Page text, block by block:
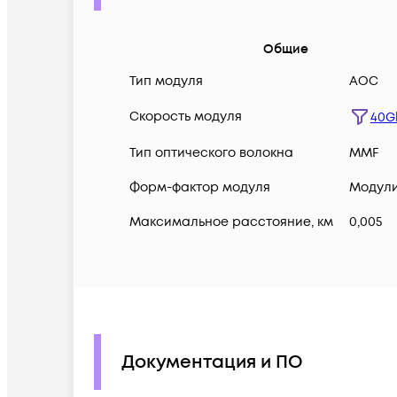
Общие
Тип модуля
AOC
Скорость модуля
Тип оптического волокна MMF
Форм-фактор модуля
Максимальное расстояние, км 0,005
Документация и ПО